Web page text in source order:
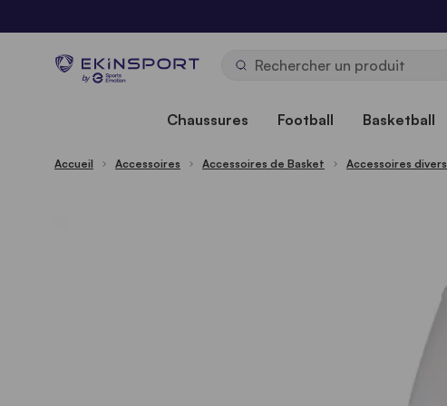
by
Chaussures Football Basketball
Accueil Accessoires Accessoires de Basket Accessoires divers